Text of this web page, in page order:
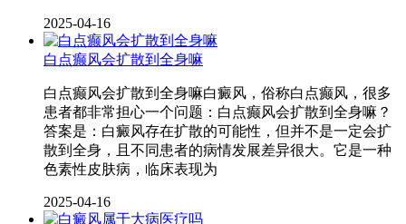
2025-04-16
白点癫风会扩散到全身嘛
白点癫风会扩散到全身嘛白癜风，俗称白点癫风，很多
患者都非常担心一个问题：白点癫风会扩散到全身嘛？
答案是：白癜风存在扩散的可能性，但并不是一定会扩
散到全身，且不同患者的病情发展差异很大。它是一种
色素性皮肤病，临床表现为
2025-04-16